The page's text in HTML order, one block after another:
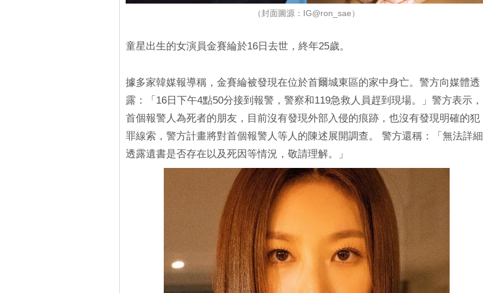
（封面圖源：IG@ron_sae）
童星出生的女演員金賽綸於16日去世，終年25歲。
據多家韓媒報導稱，金賽綸被發現在位於首爾城東區的家中身亡。警方向媒體透
露：「16日下午4點50分接到報警，警察和119急救人員趕到現場。」警方表示，
首個報警人為死者的朋友，目前沒有發現外部入侵的痕跡，也沒有發現明確的犯
罪線索，警方計畫將對首個報警人等人的陳述展開調查。 警方還稱：「無法詳細
透露遺書是否存在以及死因等情況，敬請理解。」